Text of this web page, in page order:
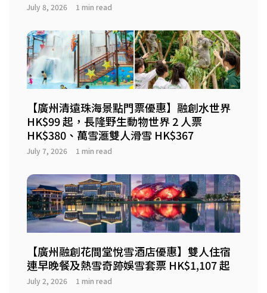
July 8, 2026 1 min read
【廣州清遠珠海景點門票優惠】融創水世界
HK$99 起，長隆野生動物世界 2 人票
HK$380、萬雪滙雙人滑雪 HK$367
July 7, 2026 1 min read
【廣州融創花間堂悅雪酒店優惠】雙人住宿
連早晚餐及熱雪奇跡娛雪套票 HK$1,107 起
July 2, 2026 1 min read